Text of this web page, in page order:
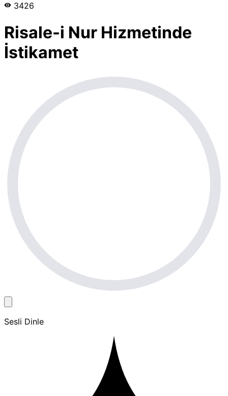
3426
Risale-i Nur Hizmetinde
İstikamet
Sesli Dinle